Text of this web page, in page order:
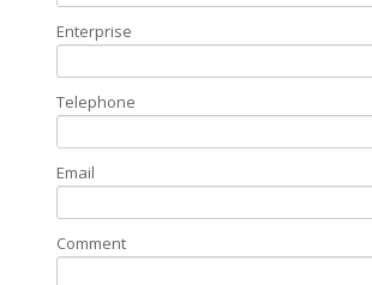
Enterprise
Telephone
Email
Comment